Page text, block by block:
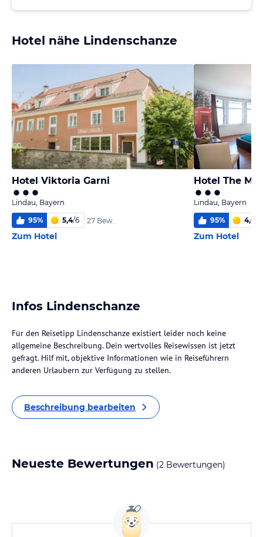
Hotel nähe Lindenschanze
Hotel Viktoria Garni
Lindau, Bayern
95% 5,4/6 27 Bew.
Zum Hotel
Hotel The
Lindau, Bayern
95% 4,6
Zum Hotel
Infos Lindenschanze
Für den Reisetipp Lindenschanze existiert leider noch keine
allgemeine Beschreibung. Dein wertvolles Reisewissen ist jetzt
gefragt. Hilf mit, objektive Informationen wie in Reiseführern
anderen Urlaubern zur Verfügung zu stellen.
Beschreibung bearbeiten
Neueste Bewertungen (2 Bewertungen)